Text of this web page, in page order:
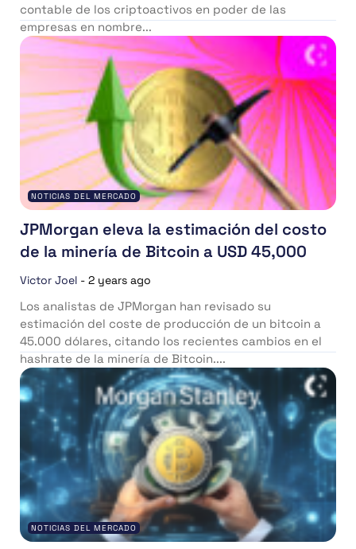
contable de los criptoactivos en poder de las
empresas en nombre...
NOTICIAS DEL MERCADO
JPMorgan eleva la estimación del costo
de la minería de Bitcoin a USD 45,000
Victor Joel - 2 years ago
Los analistas de JPMorgan han revisado su
estimación del coste de producción de un bitcoin a
45.000 dólares, citando los recientes cambios en el
hashrate de la minería de Bitcoin....
NOTICIAS DEL MERCADO